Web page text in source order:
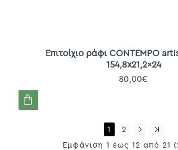
Επιτοίχιο ράφι CONTEMPO
154,8x21,2x24
80,00€
1
2
Εμφάνιση 1 έως 12 από 21